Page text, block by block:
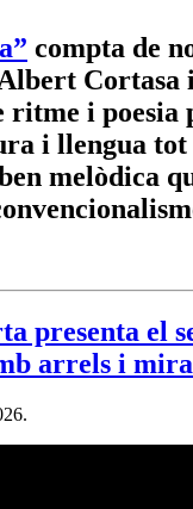
compta de
Cortasa
ritme i
i llengua tot
melòdica
presenta el
arrels i
.